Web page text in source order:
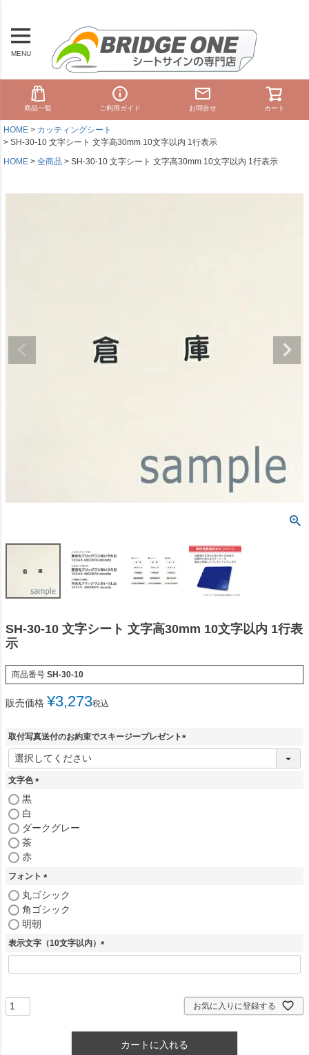
MENU
商品一覧 ご利用ガイド お問合せ カート
HOME
カッティングシート
SH-30-10 文字シート 文字高30mm 10文字以内 1行表示
HOME
全商品 SH-30-10 文字シート 文字高30mm 10文字以内 1行表示
SH-30-10 文字シート 文字高30mm 10文字以内 1行表
示
商品番号 SH-30-10
販売価格 ¥3,273税込
取付写真送付のお約束でスキージープレゼント
(
文字色
黒
白
ダークグレー
茶
赤
フォント
(
必
須
丸ゴシック
角ゴシック
明朝
表示文字（10文字以内）
(
必
お気に入りに登録する
カートに入れる